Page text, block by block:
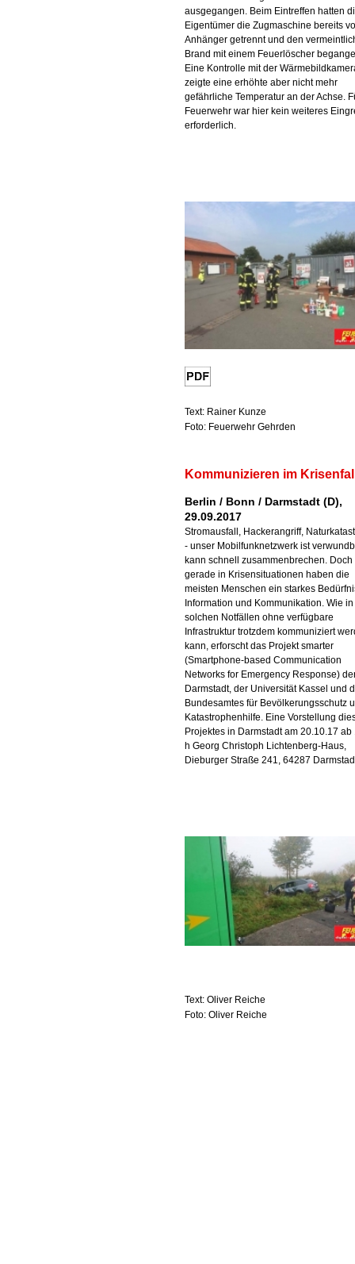
ausgegangen. Beim Eintreffen hatten
Eigentümer die Zugmaschine bereits
Anhänger getrennt und den
Brand mit einem Feuerlöscher
Eine Kontrolle mit der
zeigte eine erhöhte aber nicht mehr
gefährliche Temperatur an der Achse.
Feuerwehr war hier kein weiteres
erforderlich.
Text: Rainer Kunze
Foto: Feuerwehr Gehrden
Kommunizieren im
Berlin / Bonn / Darmstadt (D),
29.09.2017
Stromausfall, Hackerangriff,
- unser Mobilfunknetzwerk ist
kann schnell zusammenbrechen. Doch
gerade in Krisensituationen haben die
meisten Menschen ein starkes
Information und Kommunikation. Wie in
solchen Notfällen ohne verfügbare
Infrastruktur trotzdem kommuniziert
kann, erforscht das Projekt smarter
(Smartphone-based Communication
Networks for Emergency Response)
Darmstadt, der Universität Kassel und
Bundesamtes für Bevölkerungsschutz
Katastrophenhilfe. Eine Vorstellung
Projektes in Darmstadt am 20.10.17 ab
h Georg Christoph Lichtenberg-Haus,
Dieburger Straße 241, 64287
Text: Oliver Reiche
Foto: Oliver Reiche